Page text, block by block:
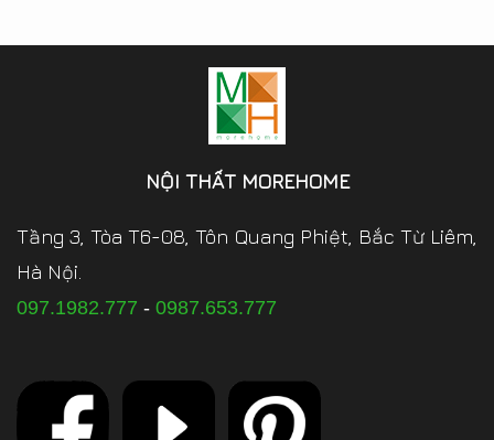
NỘI THẤT MOREHOME
Tầng 3, Tòa T6-08, Tôn Quang Phiệt, Bắc Từ Liêm,
Hà Nội.
097.1982.777 - 0987.653.777